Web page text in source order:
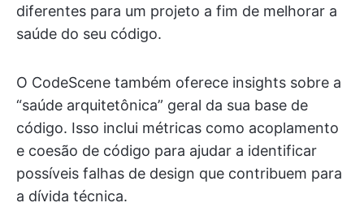
diferentes para um projeto a fim de melhorar a
saúde do seu código.
O CodeScene também oferece insights sobre a
“saúde arquitetônica” geral da sua base de
código. Isso inclui métricas como acoplamento
e coesão de código para ajudar a identificar
possíveis falhas de design que contribuem para
a dívida técnica.